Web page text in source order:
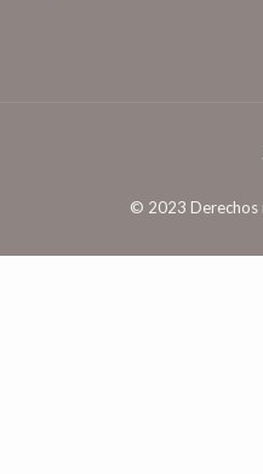
© 2023 Derechos